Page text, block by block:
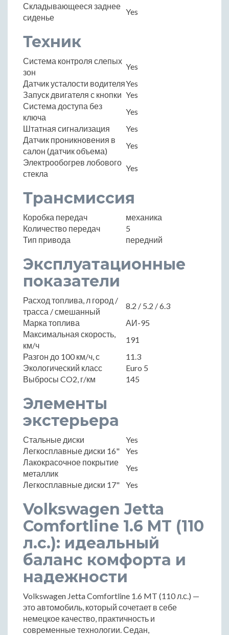
Складывающееся заднее
сиденье
Yes
Техник
Система контроля слепых
зон
Yes
Датчик усталости водителяYes
Запуск двигателя с кнопки Yes
Система доступа без
ключа
Yes
Штатная сигнализация
Yes
Датчик проникновения в
салон (датчик объема)
Yes
Электрообогрев лобового
стекла
Yes
Трансмиссия
Коробка передач
механика
Количество передач
5
Тип привода
передний
Эксплуатационные
показатели
Расход топлива, л город /
трасса / смешанный
8.2 / 5.2 / 6.3
Марка топлива
АИ-95
Максимальная скорость,
км/ч
191
Разгон до 100 км/ч, с
11.3
Экологический класс
Euro 5
Выбросы CO2, г/км
145
Элементы
экстерьера
Стальные диски
Yes
Легкосплавные диски 16"
Yes
Лакокрасочное покрытие
металлик
Yes
Легкосплавные диски 17"
Yes
Volkswagen Jetta
Comfortline 1.6 MT (110
л.с.): идеальный
баланс комфорта и
надежности
Volkswagen Jetta Comfortline 1.6 MT (110 л.с.) —
это автомобиль, который сочетает в себе
немецкое качество, практичность и
современные технологии. Седан,